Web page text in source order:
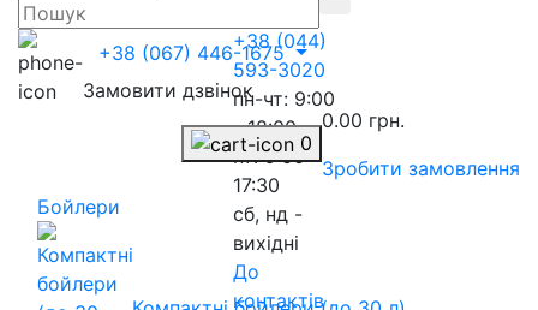
+38 (044)
593-3020
пн-чт: 9:00
- 18:00
пт: 9:00 -
17:30
сб, нд -
вихідні
До
контактів
+38 (067) 446-1675
Замовити дзвінок
0
0.00 грн.
Зробити замовлення
Бойлери